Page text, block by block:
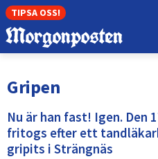
TIPSA OSS!
Gripen
Nu är han fast! Igen. Den
fritogs efter ett
gripits i Strängnäs